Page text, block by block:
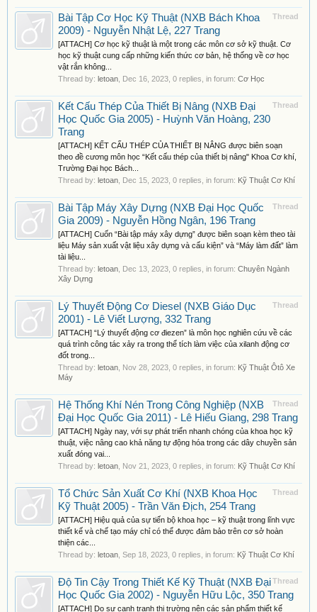
Thread
Bài Tập Cơ Học Kỹ Thuật (NXB Bách Khoa
2009) - Nguyễn Nhật Lệ, 227 Trang
[ATTACH] Cơ học kỹ thuật là một trong các môn cơ sở kỹ thuật. Cơ
học kỹ thuật cung cấp những kiến thức cơ bản, hệ thống về cơ học
vật rắn không...
Thread by: letoan Dec 16, 2023 , 0 replies, in forum: Cơ Học
Thread
Kết Cấu Thép Của Thiết Bị Nâng (NXB Đại
Học Quốc Gia 2005) - Huỳnh Văn Hoàng, 230
Trang
[ATTACH] KẾT CẤU THÉP CỦA THIẾT BỊ NÂNG được biên soạn
theo đề cương môn học “Kết cấu thép của thiết bị nâng" Khoa Cơ khí,
Trường Đại học Bách...
Thread by: letoan Dec 15, 2023 , 0 replies, in forum: Kỹ Thuật Cơ Khí
Thread
Bài Tập Máy Xây Dựng (NXB Đại Học Quốc
Gia 2009) - Nguyễn Hồng Ngân, 196 Trang
[ATTACH] Cuốn “Bài tập máy xây dựng” được biên soạn kèm theo tài
liệu Máy sản xuất vật liệu xây dựng và cấu kiện” và “Máy làm đất” làm
tài liệu...
Thread by: letoan Dec 13, 2023 , 0 replies, in forum: Chuyên Ngành
Xây Dựng
Thread
Lý Thuyết Động Cơ Diesel (NXB Giáo Dục
2001) - Lê Viết Lượng, 332 Trang
[ATTACH] “Lý thuyết động cơ điezen” là môn học nghiên cứu về các
quá trình công tác xảy ra trong thể tích làm việc của xilanh động cơ
đốt trong...
Thread by: letoan Nov 28, 2023 , 0 replies, in forum: Kỹ Thuật Ôtô Xe
Máy
Thread
Hệ Thống Khí Nén Trong Công Nghiệp (NXB
Đại Học Quốc Gia 2011) - Lê Hiếu Giang, 298 Trang
[ATTACH] Ngày nay, với sự phát triển nhanh chóng của khoa học kỹ
thuật, việc nâng cao khả năng tự động hóa trong các dây chuyền sản
xuất đóng vai...
Thread by: letoan Nov 21, 2023 , 0 replies, in forum: Kỹ Thuật Cơ Khí
Thread
Tổ Chức Sản Xuất Cơ Khí (NXB Khoa Học
Kỹ Thuật 2005) - Trần Văn Địch, 254 Trang
[ATTACH] Hiệu quả của sự tiến bộ khoa học – kỹ thuật trong lĩnh vực
thiết kế và chế tạo máy chỉ có thể được đảm bảo trên cơ sở hoàn
thiện các...
Thread by: letoan Sep 18, 2023 , 0 replies, in forum: Kỹ Thuật Cơ Khí
Thread
Độ Tin Cậy Trong Thiết Kế Kỹ Thuật (NXB Đại
Học Quốc Gia 2002) - Nguyễn Hữu Lộc, 350 Trang
[ATTACH] Do sự cạnh tranh thị trường nên các sản phẩm thiết kế